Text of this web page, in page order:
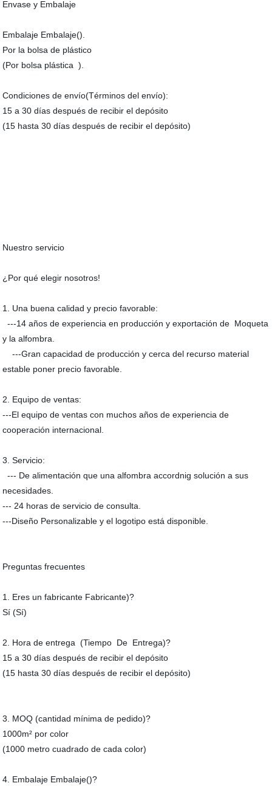
Envase y Embalaje
Embalaje Embalaje().
Por la bolsa de plástico
(Por bolsa plástica ).
Condiciones de envío(Términos del envío):
15 a 30 días después de recibir el depósito
(15 hasta 30 días después de recibir el depósito)
Nuestro servicio
¿Por qué elegir nosotros!
1. Una buena calidad y precio favorable:
---14 años de experiencia en producción y exportación de Moqueta
y la alfombra.
---Gran capacidad de producción y cerca del recurso material
estable poner precio favorable.
2. Equipo de ventas:
---El equipo de ventas con muchos años de experiencia de
cooperación internacional.
3. Servicio:
--- De alimentación que una alfombra accordnig solución a sus
necesidades.
--- 24 horas de servicio de consulta.
---Diseño Personalizable y el logotipo está disponible.
Preguntas frecuentes
1. Eres un fabricante Fabricante)?
Sí (Sí)
2. Hora de entrega (Tiempo De Entrega)?
15 a 30 días después de recibir el depósito
(15 hasta 30 días después de recibir el depósito)
3. MOQ (cantidad mínima de pedido)?
1000m² por color
(1000 metro cuadrado de cada color)
4. Embalaje Embalaje()?